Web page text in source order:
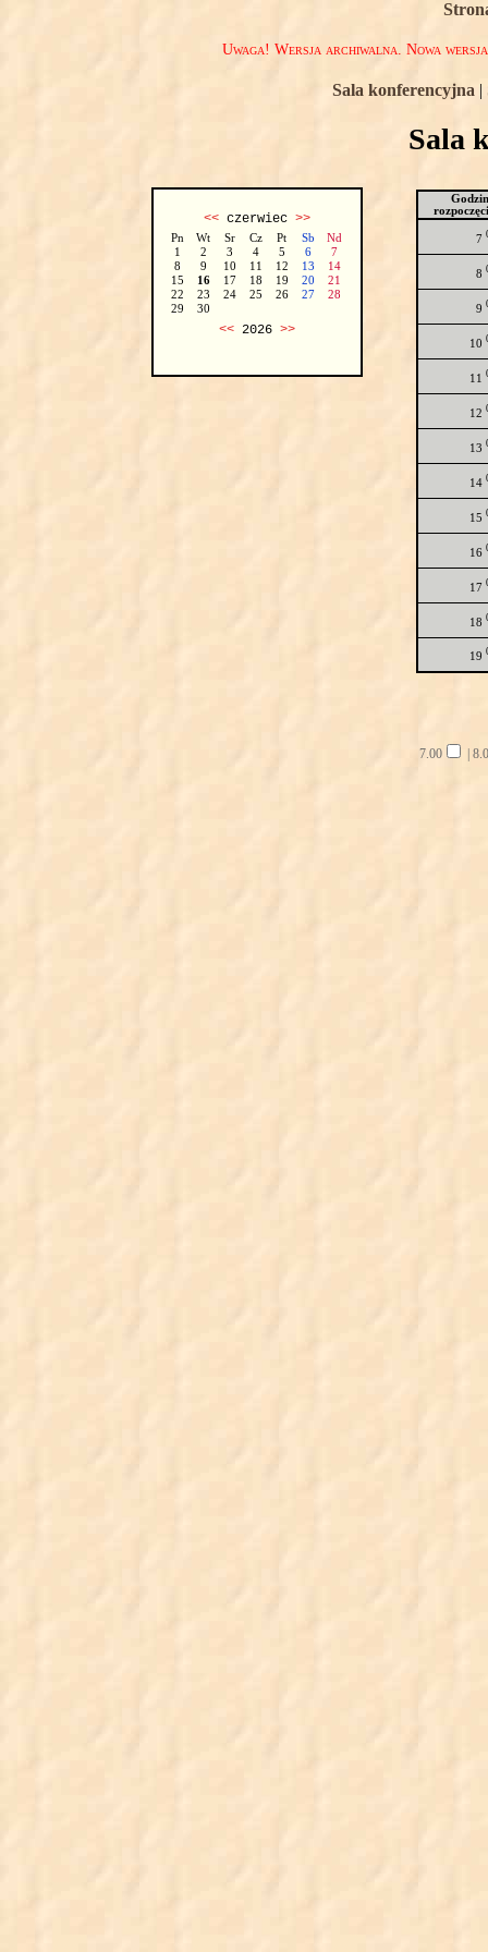
Uwaga! Wersja archiwalna. Nowa
Sala konferencyjna |
Sala
<<czerwiec >>
Pn Wt Sr Cz Pt Sb
Nd
1
2 3 4 5 6
7
8
9 10 11 12 13
14
15
16 17 18 19 20
21
22
23 24 25 26 27
28
29
30
<<2026 >>
7
8
9
10
11
12
13
14
15
16
17
18
19
7.00